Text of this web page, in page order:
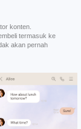
konten.
termasuk ke
akan pernah